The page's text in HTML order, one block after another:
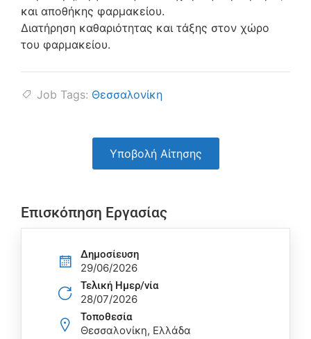
και αποθήκης φαρμακείου.
Διατήρηση καθαριότητας και τάξης στον χώρο
του φαρμακείου.
Job Tags: Θεσσαλονίκη
Υποβολή Αίτησης
Επισκόπηση Εργασίας
Δημοσίευση
29/06/2026
Τελική Ημερ/νία
28/07/2026
Τοποθεσία
Θεσσαλονίκη, Ελλάδα